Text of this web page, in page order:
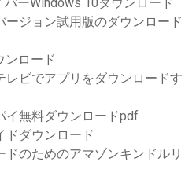
ーWindows 10ダウンロード
ジョン試用版のダウンロード
ンロード
レビでアプリをダウンロードす
イ無料ダウンロードpdf
ドダウンロード
のためのアマゾンキンドルリ